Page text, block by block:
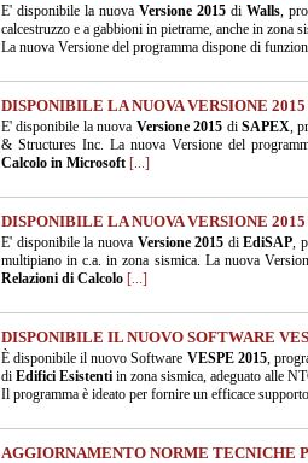
E' disponibile la nuovaVersione 2015 diWalls,
calcestruzzo e a gabbioni in pietrame, anche in zona
La nuova Versione del programma dispone di
DISPONIBILE LA NUOVA VERSIONE
E' disponibile la nuova Versione 2015 di SAPEX,
& Structures Inc. La nuova Versione del
Calcolo in Microsoft [...]
DISPONIBILE LA NUOVA VERSIONE
E' disponibile la nuova Versione 2015 diEdiSAP,
multipiano in c.a. in zona sismica. La nuova
Relazioni di Calcolo [...]
DISPONIBILE IL NUOVO SOFTWARE
È disponibile il nuovo Software VESPE 2015,
di Edifici Esistenti in zona sismica, adeguato alle
Il programma è ideato per fornire un efficace
AGGIORNAMENTO NORME TECNICHE